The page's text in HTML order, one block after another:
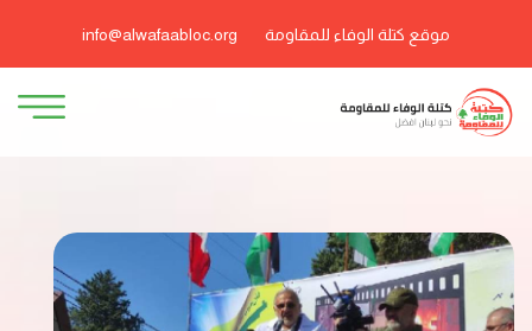
موقع كتلة الوفاء للمقاومة info@alwafaabloc.org